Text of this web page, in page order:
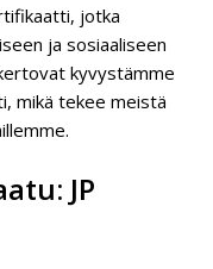
jotka
ja sosiaaliseen
kyvystämme
mikä tekee meistä
JP